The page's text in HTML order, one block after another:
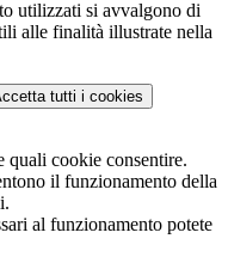
utilizzati si avvalgono di
alle finalità illustrate nella
tutti i cookies
quali cookie consentire.
il funzionamento della
al funzionamento potete